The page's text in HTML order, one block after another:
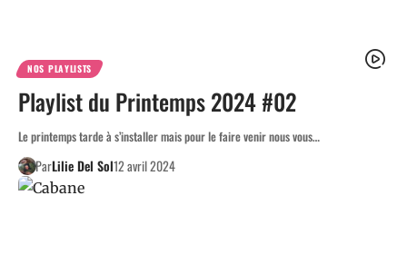
NOS PLAYLISTS
Playlist du Printemps 2024 #02
Le printemps tarde à s’installer mais pour le faire venir nous vous…
ParLilie Del Sol12 avril 2024